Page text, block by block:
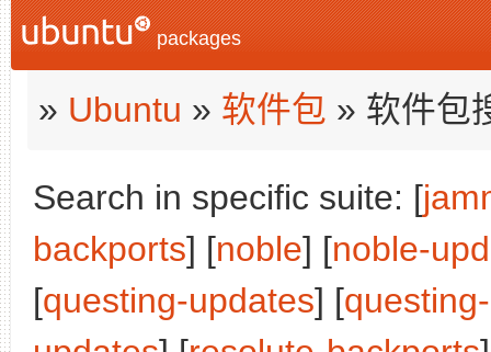
packages
» Ubuntu » 软件包 » 软件包
Search in specific suite: [
backports] [noble] [noble-
[questing-updates] [